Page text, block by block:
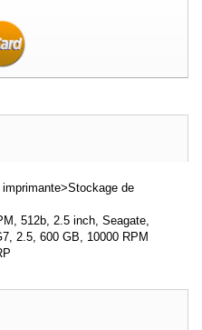
de
512b, 2.5 inch, Seagate,
2.5, 600 GB, 10000 RPM